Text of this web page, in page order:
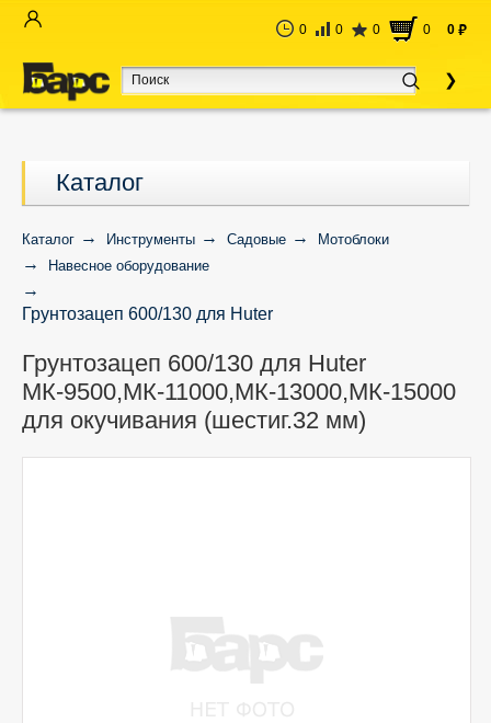
0 0 0 0 0 руб
Каталог
Каталог Инструменты Садовые
Мотоблоки
Навесное оборудование
Грунтозацеп 600/130 для Huter
окучивания (шестиг.32 мм)
Грунтозацеп 600/130 для Huter
МК-9500,МК-11000,МК-13000,МК-15000
для окучивания (шестиг.32 мм)